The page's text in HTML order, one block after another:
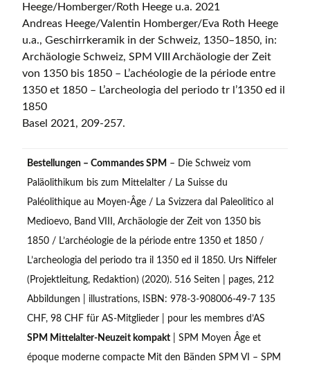
Heege/Homberger/Roth Heege u.a. 2021
Andreas Heege/Valentin Homberger/Eva Roth Heege
u.a., Geschirrkeramik in der Schweiz, 1350–1850, in:
Archäologie Schweiz, SPM VIII Archäologie der Zeit
von 1350 bis 1850 – L’achéologie de la période entre
1350 et 1850 – L’archeologia del periodo tr l’1350 ed il
1850
Basel 2021, 209-257.
Bestellungen – Commandes SPM – Die Schweiz vom
Paläolithikum bis zum Mittelalter / La Suisse du
Paléolithique au Moyen-Âge / La Svizzera dal Paleolitico al
Medioevo, Band VIII, Archäologie der Zeit von 1350 bis
1850 / L’archéologie de la période entre 1350 et 1850 /
L’archeologia del periodo tra il 1350 ed il 1850. Urs Niffeler
(Projektleitung, Redaktion) (2020). 516 Seiten | pages, 212
Abbildungen | illustrations, ISBN: 978-3-908006-49-7 135
CHF, 98 CHF für AS-Mitglieder | pour les membres d’AS
SPM Mittelalter-Neuzeit kompakt | SPM Moyen Âge et
époque moderne compacte Mit den Bänden SPM VI – SPM